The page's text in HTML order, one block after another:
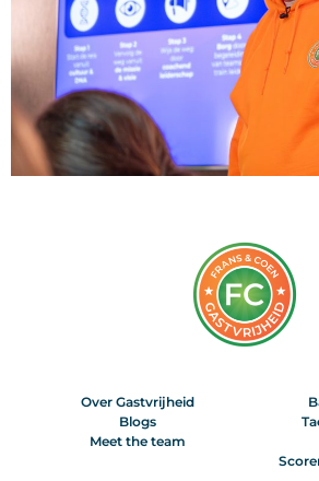
Over Gastvrijheid
Blogs
Meet the team